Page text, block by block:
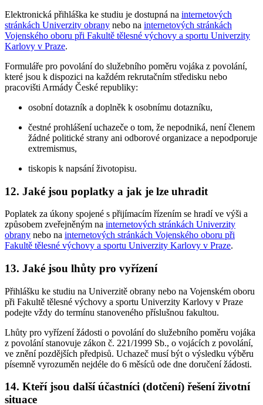
Elektronická přihláška ke studiu je dostupná na internetových
stránkách Univerzity obrany nebo na internetových stránkách
Vojenského oboru při Fakultě tělesné výchovy a sportu Univerzity
Karlovy v Praze.
Formuláře pro povolání do služebního poměru vojáka z povolání,
které jsou k dispozici na každém rekrutačním středisku nebo
pracovišti Armády České republiky:
osobní dotazník a doplněk k osobnímu dotazníku,
čestné prohlášení uchazeče o tom, že nepodniká, není členem
žádné politické strany ani odborové organizace a nepodporuje
extremismus,
tiskopis k napsání životopisu.
12. Jaké jsou poplatky a jak je lze uhradit
Poplatek za úkony spojené s přijímacím řízením se hradí ve výši a
způsobem zveřejněným na internetových stránkách Univerzity
obrany nebo na internetových stránkách Vojenského oboru při
Fakultě tělesné výchovy a sportu Univerzity Karlovy v Praze.
13. Jaké jsou lhůty pro vyřízení
Přihlášku ke studiu na Univerzitě obrany nebo na Vojenském oboru
při Fakultě tělesné výchovy a sportu Univerzity Karlovy v Praze
podejte vždy do termínu stanoveného příslušnou fakultou.
Lhůty pro vyřízení žádosti o povolání do služebního poměru vojáka
z povolání stanovuje zákon č. 221/1999 Sb., o vojácích z povolání,
ve znění pozdějších předpisů. Uchazeč musí být o výsledku výběru
písemně vyrozuměn nejdéle do 6 měsíců ode dne doručení žádosti.
14. Kteří jsou další účastníci (dotčení) řešení životní
situace